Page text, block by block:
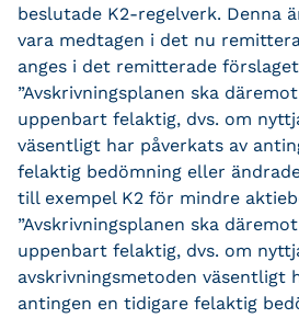
beslutade K2-regelverk. Denna
vara medtagen i det nu
anges i det remitterade
”Avskrivningsplanen ska
uppenbart felaktig, dvs. om
väsentligt har påverkats av
felaktig bedömning eller
till exempel K2 för mindre
”Avskrivningsplanen ska
uppenbart felaktig, dvs. om
avskrivningsmetoden väsentligt
antingen en tidigare felaktig